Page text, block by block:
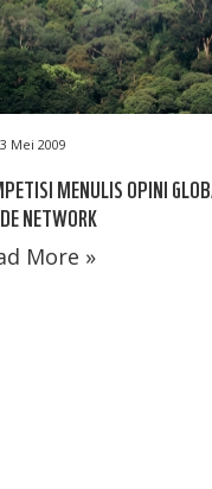
Mei 2009
MENULIS OPINI
NETWORK
More »